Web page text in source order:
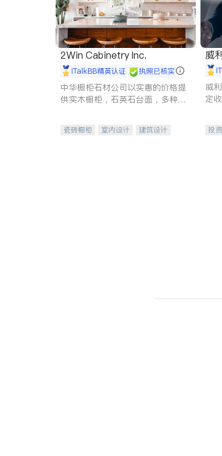
2Win Cabinetry Inc.
iTalkBB精英认证 执照已核实
中华橱柜石材公司以实惠的价格提
供实木橱柜，石英石台面，多种优
瓷砖橱柜 室内设计
建筑设计
威
威
定
投